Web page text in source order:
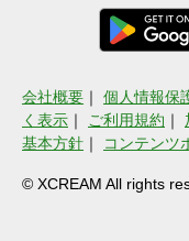
会社概要 ｜ 個人情報保
く表示 ｜ ご利用規約 ｜
基本方針 ｜ コンテンツ
© XCREAM All rights